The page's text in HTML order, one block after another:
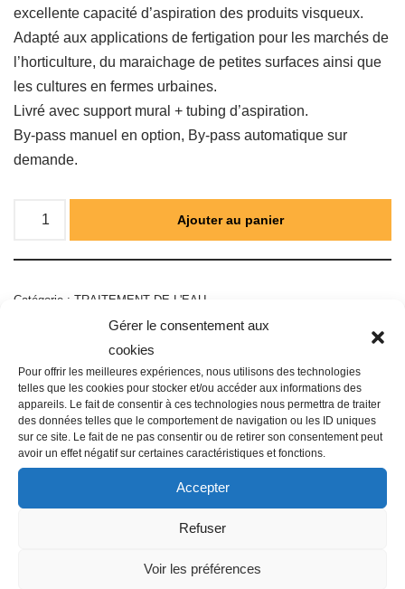
Gérer le consentement aux
cookies
Pour offrir les meilleures expériences, nous utilisons des technologies
telles que les cookies pour stocker et/ou accéder aux informations des
appareils. Le fait de consentir à ces technologies nous permettra de traiter
des données telles que le comportement de navigation ou les ID uniques
sur ce site. Le fait de ne pas consentir ou de retirer son consentement peut
avoir un effet négatif sur certaines caractéristiques et fonctions.
Accepter
Refuser
Voir les préférences
excellente capacité d’aspiration des produits visqueux.
Adapté aux applications de fertigation pour les marchés de
l’horticulture, du maraichage de petites surfaces ainsi que
les cultures en fermes urbaines.
Livré avec support mural + tubing d’aspiration.
By-pass manuel en option, By-pass automatique sur
demande.
Ajouter au panier
Catégorie : TRAITEMENT DE L'EAU
Description
Famille : D02
Autres informations : D3 GL2